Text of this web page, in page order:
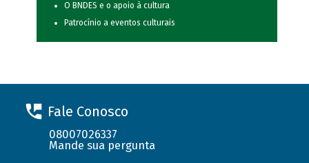
O BNDES e o apoio à cultura
Patrocínio a eventos culturais
Fale Conosco
08007026337
Mande sua pergunta